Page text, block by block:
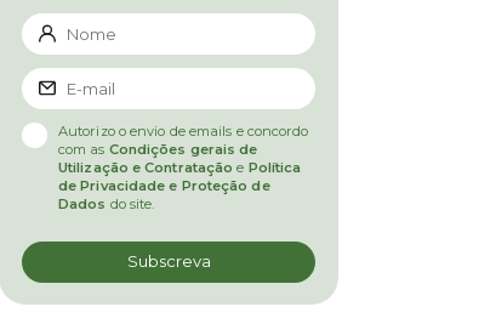
Autorizo o envio de emails e concordo
com as Condições gerais de
Utilização e Contratação e Política
de Privacidade e Proteção de
Dados do site.